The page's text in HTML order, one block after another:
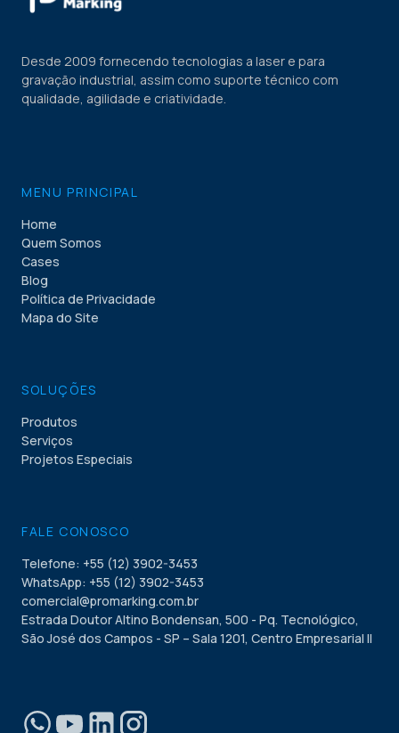
Desde 2009 fornecendo tecnologias a laser e para
gravação industrial, assim como suporte técnico com
qualidade, agilidade e criatividade.
MENU PRINCIPAL
Home
Quem Somos
Cases
Blog
Política de Privacidade
Mapa do Site
SOLUÇÕES
Produtos
Serviços
Projetos Especiais
FALE CONOSCO
Telefone: +55 (12) 3902-3453
WhatsApp: +55 (12) 3902-3453
comercial@promarking.com.br
Estrada Doutor Altino Bondensan, 500 - Pq. Tecnológico,
São José dos Campos - SP – Sala 1201, Centro Empresarial II